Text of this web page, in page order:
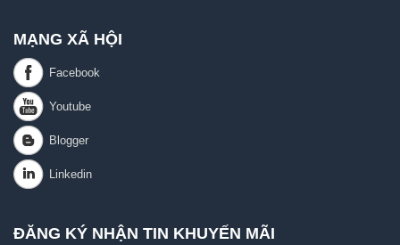
MẠNG XÃ HỘI
ĐĂNG KÝ NHẬN TIN KHUYẾN MÃI